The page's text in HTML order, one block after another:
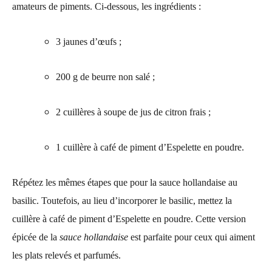
amateurs de piments. Ci-dessous, les ingrédients :
3 jaunes d’œufs ;
200 g de beurre non salé ;
2 cuillères à soupe de jus de citron frais ;
1 cuillère à café de piment d’Espelette en poudre.
Répétez les mêmes étapes que pour la sauce hollandaise au
basilic. Toutefois, au lieu d’incorporer le basilic, mettez la
cuillère à café de piment d’Espelette en poudre. Cette version
épicée de la sauce hollandaise est parfaite pour ceux qui aiment
les plats relevés et parfumés.